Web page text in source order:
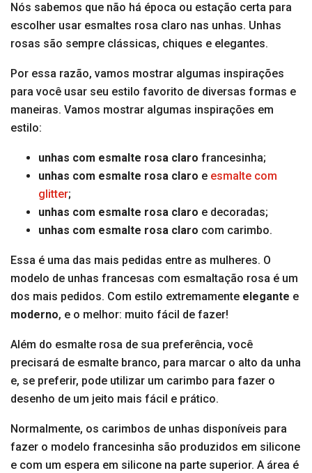
Nós sabemos que não há época ou estação certa para
escolher usar esmaltes rosa claro nas unhas. Unhas
rosas são sempre clássicas, chiques e elegantes.
Por essa razão, vamos mostrar algumas inspirações
para você usar seu estilo favorito de diversas formas e
maneiras. Vamos mostrar algumas inspirações em
estilo:
unhas com esmalte rosa claro francesinha;
unhas com esmalte rosa claro e esmalte com
glitter;
unhas com esmalte rosa claro e decoradas;
unhas com esmalte rosa claro com carimbo.
Essa é uma das mais pedidas entre as mulheres. O
modelo de unhas francesas com esmaltação rosa é um
dos mais pedidos. Com estilo extremamente elegante e
moderno, e o melhor: muito fácil de fazer!
Além do esmalte rosa de sua preferência, você
precisará de esmalte branco, para marcar o alto da unha
e, se preferir, pode utilizar um carimbo para fazer o
desenho de um jeito mais fácil e prático.
Normalmente, os carimbos de unhas disponíveis para
fazer o modelo francesinha são produzidos em silicone
e com um espera em silicone na parte superior. A área é